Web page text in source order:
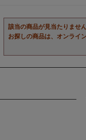
該当の商品が見当たりません
お探しの商品は、オンライ